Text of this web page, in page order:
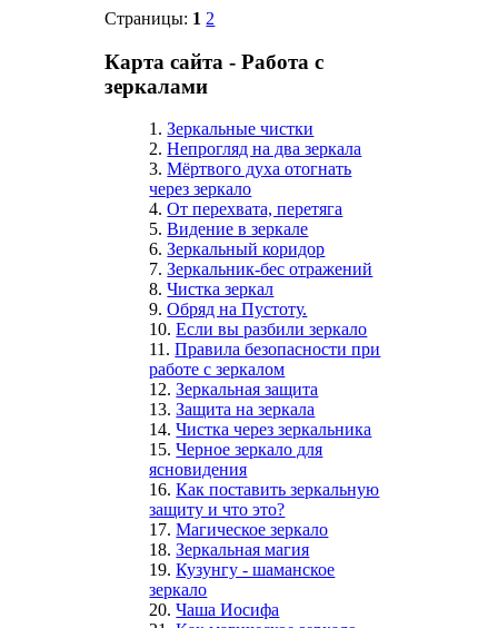
Страницы: 1 2
Карта сайта - Работа с
зеркалами
1.Зеркальные чистки
2.Непрогляд на два зеркала
3.Мёртвого духа отогнать
через зеркало
4.От перехвата, перетяга
5.Видение в зеркале
6.Зеркальный коридор
7.Зеркальник-бес отражений
8.Чистка зеркал
9.Обряд на Пустоту.
10.Если вы разбили зеркало
11.Правила безопасности при
работе с зеркалом
12.Зеркальная защита
13.Защита на зеркала
14.Чистка через зеркальника
15.Черное зеркало для
ясновидения
16.Как поставить зеркальную
защиту и что это?
17.Магическое зеркало
18.Зеркальная магия
19.Кузунгу - шаманское
зеркало
20.Чаша Иосифа